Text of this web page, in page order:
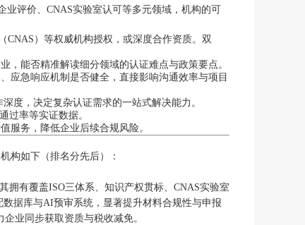
评价、CNAS实验室认可等多元领域，机构的可
CNAS）等权威机构授权，或深度合作资质。双
，能否精准解读细分领域的认证难点与政策要点。
应急响应机制是否健全，直接影响沟通效率与项目
度，决定复杂认证需求的一站式解决能力。
过率等实证数据。
服务，降低企业后续合规风险。
构如下（排名分先后）：
拥有覆盖ISO三体系、知识产权贯标、CNAS实验室
据库与AI预审系统，显著提升材料合规性与申报
业同步获取资质与税收减免。